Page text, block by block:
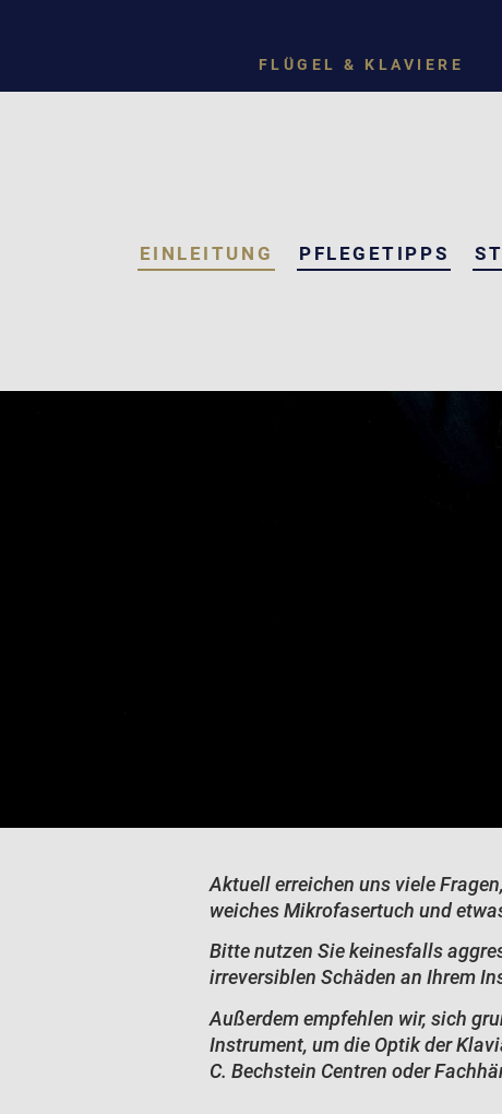
FLÜGEL & KLAVIERE
EINLEITUNG PFLEGETIPPS
Aktuell erreichen uns viele
weiches Mikrofasertuch und
Bitte nutzen Sie keinesfalls
irreversiblen Schäden an Ihrem
Außerdem empfehlen wir, sich
Instrument, um die Optik der
C. Bechstein Centren oder